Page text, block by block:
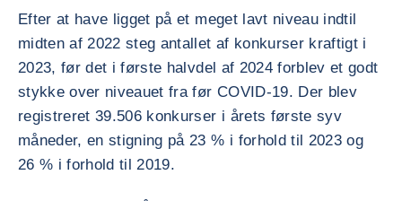
Efter at have ligget på et meget lavt niveau indtil
midten af 2022 steg antallet af konkurser kraftigt i
2023, før det i første halvdel af 2024 forblev et godt
stykke over niveauet fra før COVID-19. Der blev
registreret 39.506 konkurser i årets første syv
måneder, en stigning på 23 % i forhold til 2023 og
26 % i forhold til 2019.